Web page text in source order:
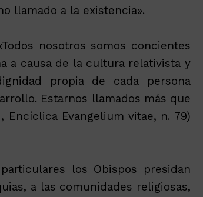
llamado a la existencia».
nosotros somos concientes
a causa de la cultura relativista y
propia de cada persona
Estarnos llamados más que
Encíclica Evangelium vitae, n. 79)
los Obispos presidan
a las comunidades religiosas,